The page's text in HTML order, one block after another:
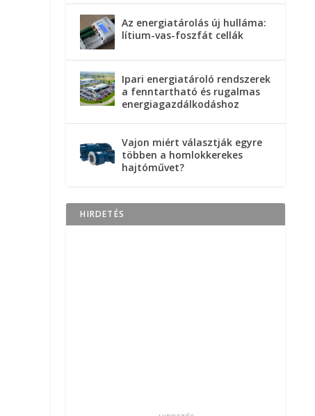
Az energiatárolás új hulláma:
lítium-vas-foszfát cellák
Ipari energiatároló rendszerek
a fenntartható és rugalmas
energiagazdálkodáshoz
Vajon miért választják egyre
többen a homlokkerekes
hajtóművet?
HIRDETÉS